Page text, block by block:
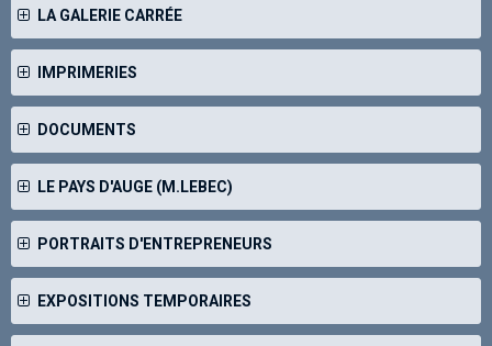
LA GALERIE CARRÉE
IMPRIMERIES
DOCUMENTS
LE PAYS D'AUGE (M.LEBEC)
PORTRAITS D'ENTREPRENEURS
EXPOSITIONS TEMPORAIRES